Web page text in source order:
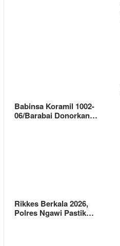
Babinsa Koramil 1002-
06/Barabai Donorkan…
Rikkes Berkala 2026,
Polres Ngawi Pastik…